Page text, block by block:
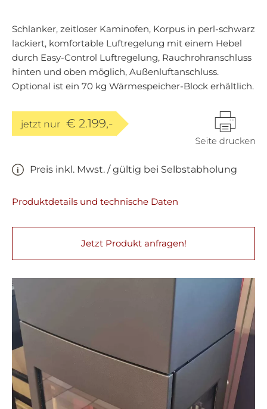
Schlanker, zeitloser Kaminofen, Korpus in perl-schwarz
lackiert, komfortable Luftregelung mit einem Hebel
durch Easy-Control Luftregelung, Rauchrohranschluss
hinten und oben möglich, Außenluftanschluss.
Optional ist ein 70 kg Wärmespeicher-Block erhältlich.
jetzt nur € 2.199,-
Preis inkl. Mwst. / gültig bei Selbstabholung
Produktdetails und technische Daten
Jetzt Produkt anfragen!